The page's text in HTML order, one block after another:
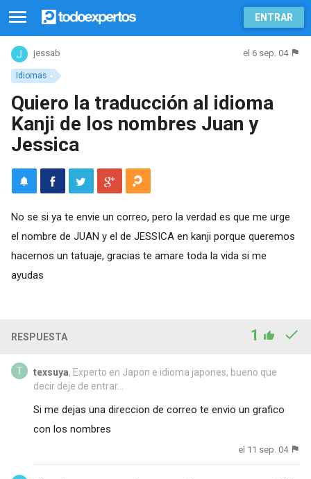
ENTRAR
Idiomas
jessab el 6 sep. 04
Quiero la traducción al idioma
Kanji de los nombres Juan y
Jessica
No se si ya te envie un correo, pero la verdad es que me urge
el nombre de JUAN y el de JESSICA en kanji porque queremos
hacernos un tatuaje, gracias te amare toda la vida si me
ayudas
RESPUESTA 1
texsuya, Experto en Japon e idioma japones, bueno que
decir deje de entrar...
Si me dejas una direccion de correo te envio un grafico
con los nombres
el 11 sep. 04